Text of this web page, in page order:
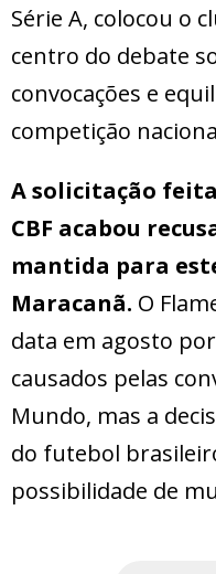
Série A, colocou o
centro do debate
convocações e
competição
A solicitação
CBF acabou
mantida para
Maracanã. O
data em agosto
causados pelas
Mundo, mas a
do futebol
possibilidade de